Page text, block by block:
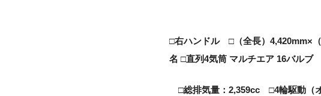
□右ハンドル □（全長）4,420mm×
名 □直列4気筒 マルチエア 16バルブ
□総排気量：2,359cc □4輪駆動（